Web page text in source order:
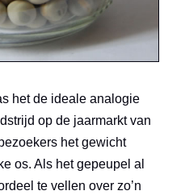
het de ideale analogie
op de jaarmarkt van
het gewicht
os. Als het gepeupel al
te vellen over zo’n